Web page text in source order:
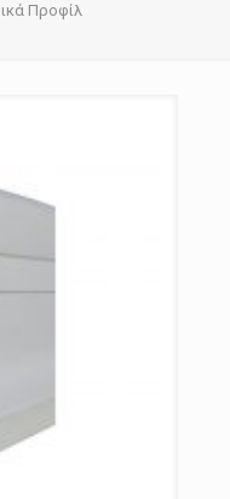
Προφίλ